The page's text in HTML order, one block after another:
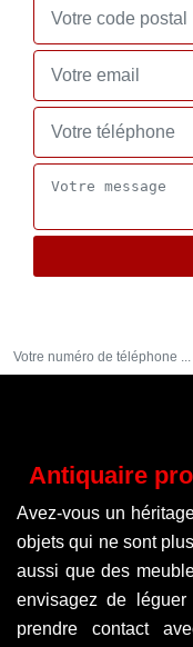
Antiquaire
Avez-vous un
objets qui ne sont
aussi que des
envisagez de
prendre contact